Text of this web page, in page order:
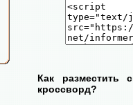
Как разместить
кроссворд?